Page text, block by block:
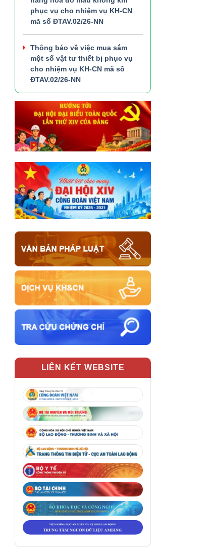
phục vụ cho nhiệm vụ KH-CN
mã số ĐTAV.02/26-NN
Thông báo về việc mua sắm
một số vật tư thiết bị phục vụ
cho nhiệm vụ KH-CN mã số
ĐTAV.02/26-NN
LIÊN KẾT WEBSITE